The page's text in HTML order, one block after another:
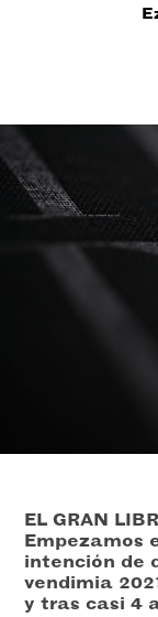
EL GRAN
Empezamos
intención de
vendimia
y tras casi 4